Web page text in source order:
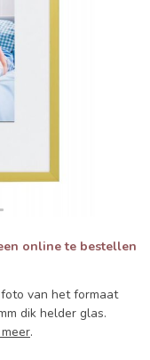
online te bestellen
van het formaat
dik helder glas.
.